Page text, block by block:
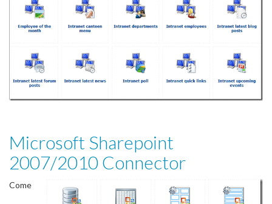
Microsoft Sharepoint
2007/2010 Connector
Come